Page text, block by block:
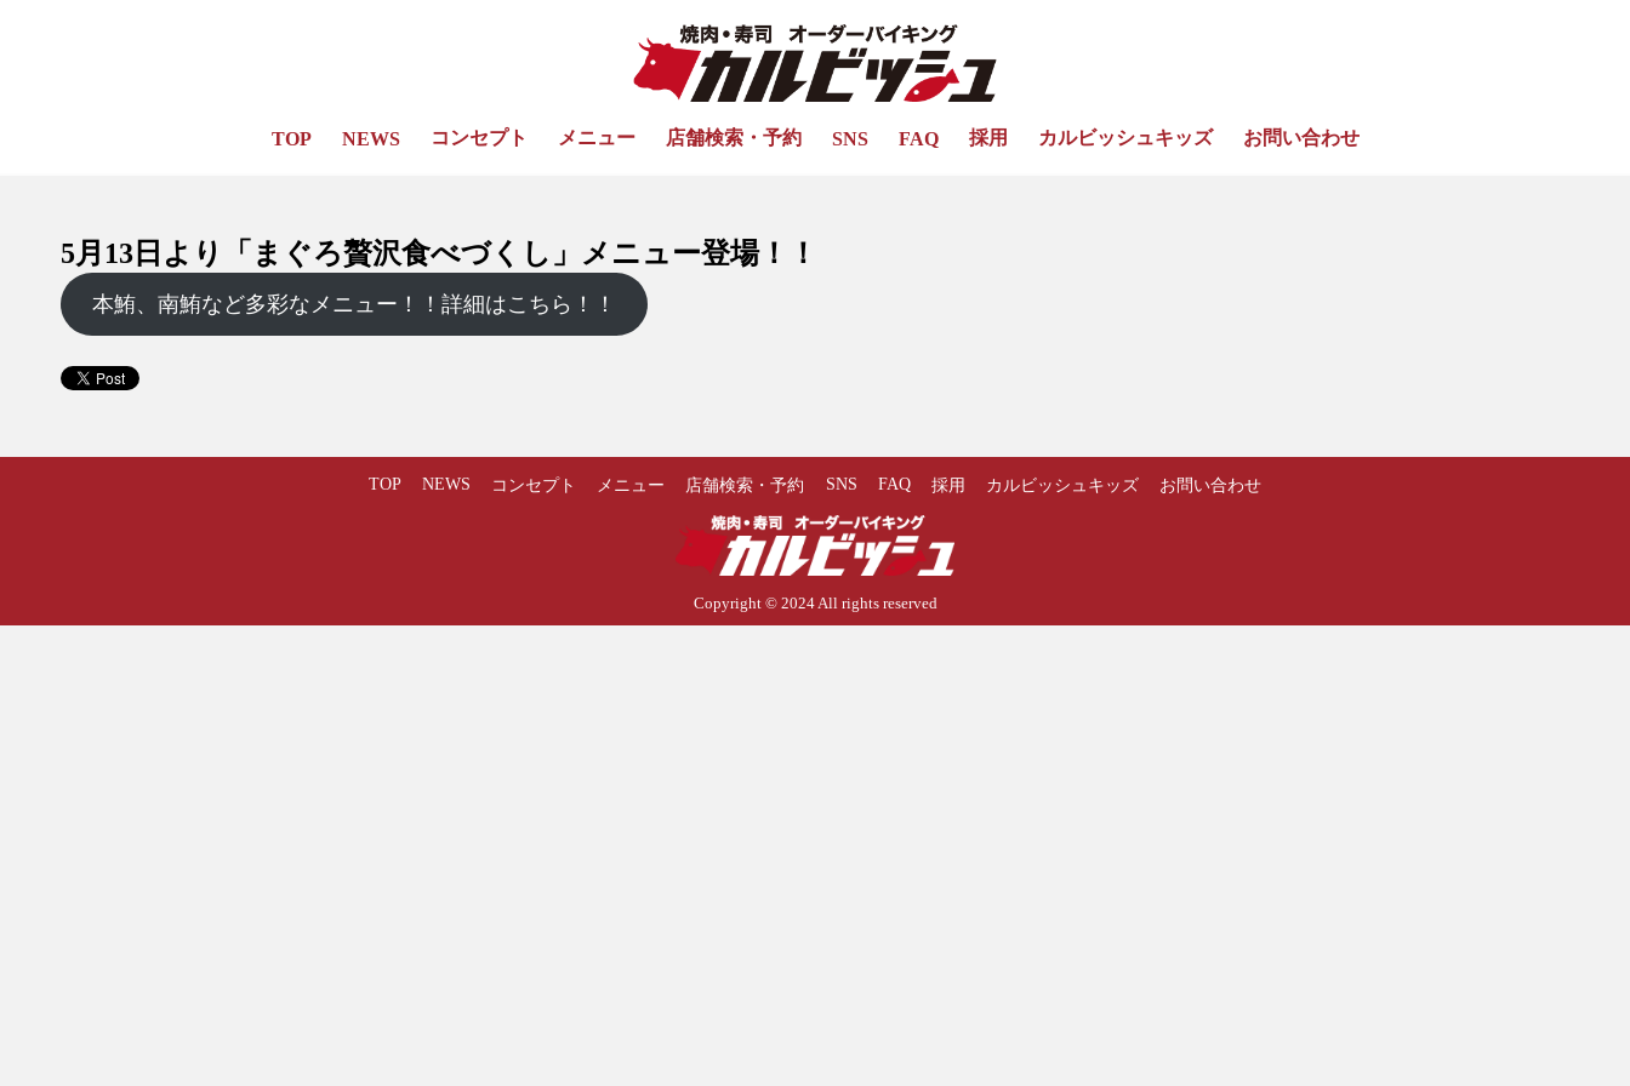
TOP NEWS コンセプト メニュー 店舗検索・予約 SNS FAQ 採用 カルビッシュキッズ お問い合わせ
5月13日より「まぐろ贅沢食べづくし」メニュー登場！！
本鮪、南鮪など多彩なメニュー！！詳細はこちら！！
TOP NEWS コンセプト メニュー 店舗検索・予約 SNS FAQ 採用 カルビッシュキッズ お問い合わせ
Copyright © 2024 All rights reserved